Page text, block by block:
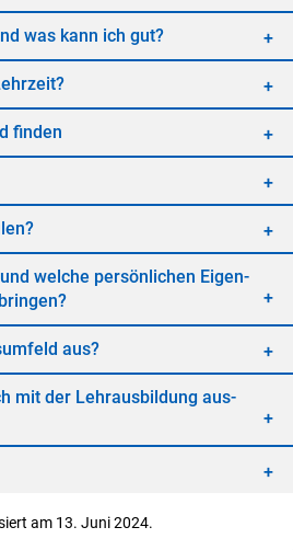
was kann ich gut?
fin­den
wel­che per­sön­li­chen Ei­gen­
aus?
mit der Lehr­aus­bil­dung aus­
am 13. Juni 2024.